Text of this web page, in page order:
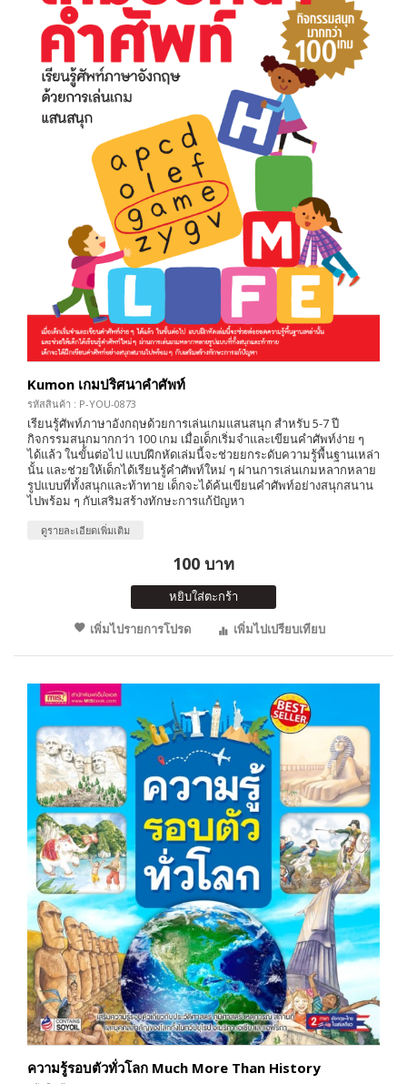
Kumon เกมปริศนาคำศัพท์
รหัสสินค้า : P-YOU-0873
เรียนรู้ศัพท์ภาษาอังกฤษด้วยการเล่นเกมแสนสนุก สำหรับ 5-7 ปี
กิจกรรมสนุกมากกว่า 100 เกม เมื่อเด็กเริ่มจำและเขียนคำศัพท์ง่าย ๆ
ได้แล้ว ในขั้นต่อไป แบบฝึกหัดเล่มนี้จะช่วยยกระดับความรู้พื้นฐานเหล่า
นั้น และช่วยให้เด็กได้เรียนรู้คำศัพท์ใหม่ ๆ ผ่านการเล่นเกมหลากหลาย
รูปแบบที่ทั้งสนุกและท้าทาย เด็กจะได้ค้นเขียนคำศัพท์อย่างสนุกสนาน
ไปพร้อม ๆ กับเสริมสร้างทักษะการแก้ปัญหา
ดูรายละเอียดเพิ่มเติม
100 บาท
หยิบใส่ตะกร้า
เพิ่มไปรายการโปรด
เพิ่มไปเปรียบเทียบ
ความรู้รอบตัวทั่วโลก Much More Than History